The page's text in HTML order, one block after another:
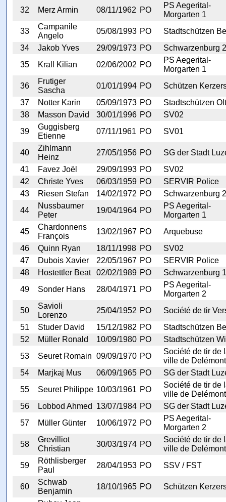
32 Merz Armin 08/11/1962 PO
PS Aegerital-
Morgarten 1
33
Campanile
Angelo
05/08/1993 PO
Stadtschützen
34
Jakob Yves 29/09/1973 PO
Schwarzenburg 2
35
Krall Kilian 02/06/2002 PO
PS Aegerital-
Morgarten 1
36
Frutiger
Sascha
01/01/1994 PO
Schützen
37
Notter Karin 05/09/1973 PO
Stadtschützen
38
Masson David 30/01/1996 PO
SV02
39
Guggisberg
Etienne
07/11/1961 PO SV01
40
Zihlmann
Heinz
27/05/1956 PO
SG der Stadt
41
Favez Joël 29/09/1993 PO
SV02
42
Christe Yves 06/03/1959 PO
SERVIR Police
43
Riesen Stefan 14/02/1972 PO
Schwarzenburg 2
44
Nussbaumer
Peter
19/04/1964 PO
PS Aegerital-
Morgarten 1
45
Chardonnens
François
13/02/1967 PO
Arquebuse
46
Quinn Ryan 18/11/1998 PO
SV02
47
Dubois Xavier 22/05/1967 PO
SERVIR Police
48
Hostettler Beat 02/02/1989 PO
Schwarzenburg 1
49
Sonder Hans 28/04/1971 PO
PS Aegerital-
Morgarten 2
50
Savioli
Lorenzo
25/04/1952 PO
Société de tir
51
Studer David 15/12/1982 PO
Stadtschützen
52
Müller Ronald 10/09/1980 PO
Stadtschützen
53
Seuret Romain 09/09/1970 PO
Société de tir de
ville de Delémont
54
Marjkaj Mus 06/09/1965 PO
SG der Stadt
55
Seuret Philippe 10/03/1961 PO
Société de tir de
ville de Delémont
56
Lobbod Ahmed 13/07/1984 PO
SG der Stadt
57
Müller Günter 10/06/1972 PO
PS Aegerital-
Morgarten 2
58
Grevilliot
Christian
30/03/1974 PO
Société de tir de
ville de Delémont
59
Röthlisberger
Paul
28/04/1953 PO SSV / FST
60
Schwab
Benjamin
18/10/1965 PO
Schützen